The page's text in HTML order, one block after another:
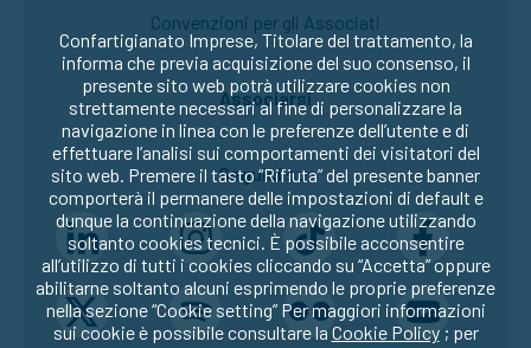
Convenzioni per gli Associati
Associarsi
Seguici su:
Confartigianato Imprese, Titolare del trattamento, la
informa che previa acquisizione del suo consenso, il
presente sito web potrà utilizzare cookies non
strettamente necessari al fine di personalizzare la
navigazione in linea con le preferenze dell’utente e di
effettuare l’analisi sui comportamenti dei visitatori del
sito web. Premere il tasto “Rifiuta” del presente banner
comporterà il permanere delle impostazioni di default e
dunque la continuazione della navigazione utilizzando
soltanto cookies tecnici. È possibile acconsentire
all’utilizzo di tutti i cookies cliccando su “Accetta” oppure
abilitarne soltanto alcuni esprimendo le proprie preferenze
nella sezione “Cookie setting” Per maggiori informazioni
sui cookie è possibile consultare la Cookie Policy; per